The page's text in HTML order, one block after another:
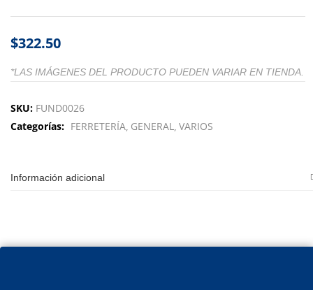
$322.50
*LAS IMÁGENES DEL PRODUCTO PUEDEN VARIAR EN TIENDA.
SKU: FUND0026
Categorías: FERRETERÍA GENERAL VARIOS
Información adicional